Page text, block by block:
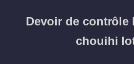
Devoir de contrôle
chouihi